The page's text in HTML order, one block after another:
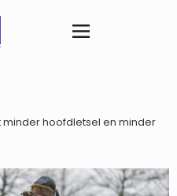
hoofdletsel en minder